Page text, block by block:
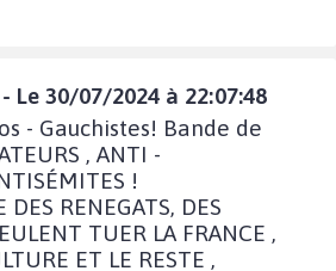
Le 30/07/2024 à 22:07:48
- Gauchistes! Bande de
, ANTI -
!
RENEGATS, DES
TUER LA FRANCE ,
ET LE RESTE ,